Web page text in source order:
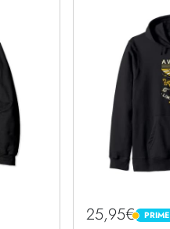
25,95€ PRIME
PRIME